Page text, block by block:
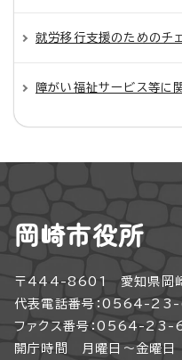
就労移行支援のためのチ
障がい福祉サービス等に
岡崎市役所
〒444-8601 愛知県岡崎
代表電話番号：0564-
ファクス番号：0564-
開庁時間 月曜日～金曜